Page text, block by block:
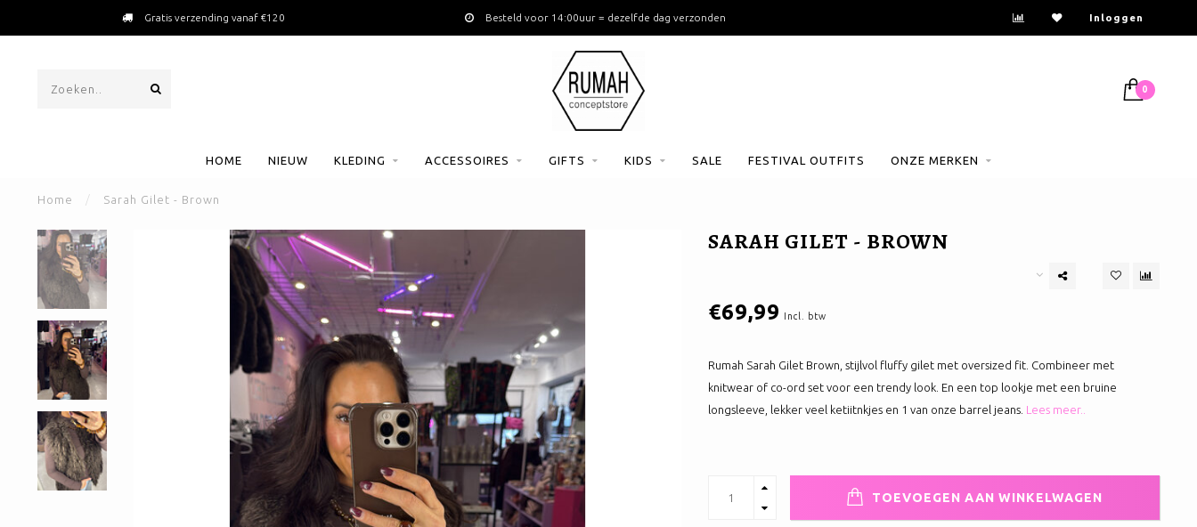
Gratis verzending vanaf €120 Besteld voor 14:00uur = dezelfde dag verzonden Inloggen
0
HOME NIEUW KLEDING ACCESSOIRES GIFTS KIDS SALE FESTIVAL OUTFITS ONZE MERKEN
Home / Sarah Gilet - Brown
SARAH GILET - BROWN
€69,99 Incl. btw
Rumah Sarah Gilet Brown, stijlvol fluffy gilet met oversized fit. Combineer met
knitwear of co-ord set voor een trendy look. En een top lookje met een bruine
longsleeve, lekker veel ketiitnkjes en 1 van onze barrel jeans. Lees meer..
TOEVOEGEN AAN WINKELWAGEN